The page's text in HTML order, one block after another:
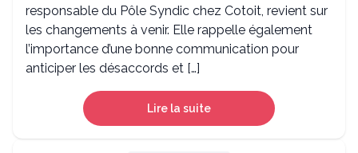
responsable du Pôle Syndic chez Cotoit, revient sur
les changements à venir. Elle rappelle également
l’importance d’une bonne communication pour
anticiper les désaccords et […]
Lire la suite